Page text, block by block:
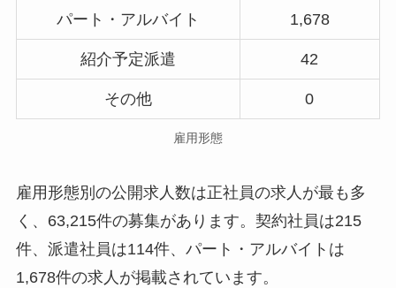
パート・アルバイト 1,678
紹介予定派遣 42
その他 0
雇用形態
雇用形態別の公開求人数は正社員の求人が最も多
く、63,215件の募集があります。契約社員は215
件、派遣社員は114件、パート・アルバイトは
1,678件の求人が掲載されています。